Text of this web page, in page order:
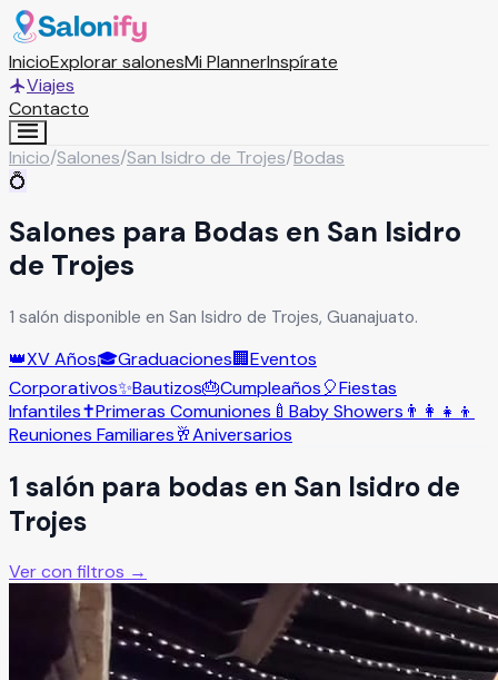
InicioExplorar salonesMi PlannerInspírate
Viajes
Contacto
Inicio/Salones/San Isidro de Trojes/Bodas
💍
Salones para Bodas en San Isidro
de Trojes
1 salón disponible en San Isidro de Trojes, Guanajuato.
👑XV Años🎓Graduaciones🏢Eventos
Corporativos✨Bautizos🎂Cumpleaños🎈Fiestas
Infantiles✝️Primeras Comuniones 🍼 Baby Showers 👨‍👩‍👧‍👦
Reuniones Familiares🥂Aniversarios
1 salón para bodas en San Isidro de
Trojes
Ver con filtros →